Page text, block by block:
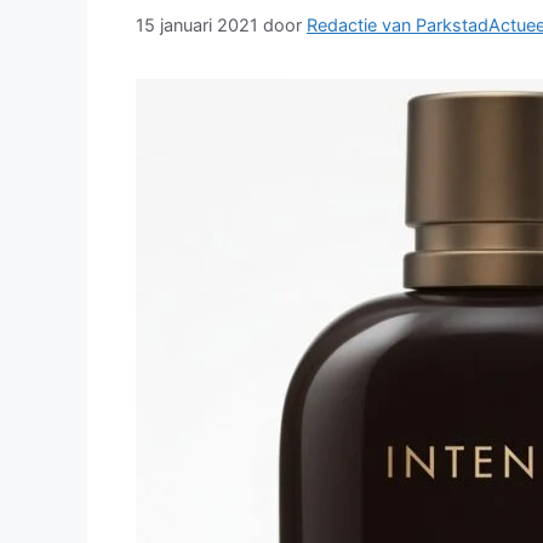
15 januari 2021 door Redactie van